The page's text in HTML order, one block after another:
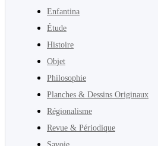
Enfantina
Étude
Histoire
Objet
Philosophie
Planches & Dessins Originaux
Régionalisme
Revue & Périodique